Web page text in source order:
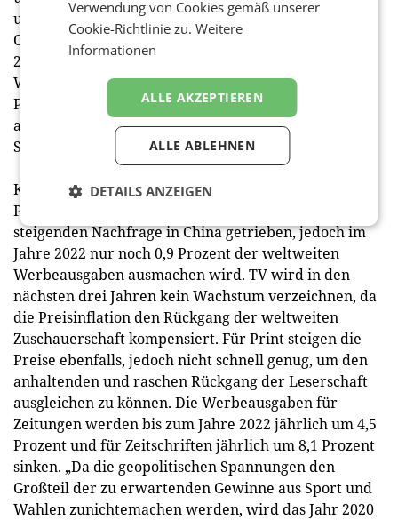
und Social Media führen weiterhin das Wachstum an
Online-Videos und soziale Medien bleiben zwischen
2019 und 2022 die am schnellsten wachsenden
Werbekanäle und legen durchschnittlich um 16,6
Prozent bzw. 13,8 Prozent pro Jahr zu, was vor allem
auf den anhaltenden Anstieg der Nutzung von
Smartphones zurückzuführen ist.
Kino wird mit einem jährlichen Wachstum von 11,5
Prozent an dritter Stelle stehen, das von der
steigenden Nachfrage in China getrieben, jedoch im
Jahre 2022 nur noch 0,9 Prozent der weltweiten
Werbeausgaben ausmachen wird. TV wird in den
nächsten drei Jahren kein Wachstum verzeichnen, da
die Preisinflation den Rückgang der weltweiten
Zuschauerschaft kompensiert. Für Print steigen die
Preise ebenfalls, jedoch nicht schnell genug, um den
anhaltenden und raschen Rückgang der Leserschaft
ausgleichen zu können. Die Werbeausgaben für
Zeitungen werden bis zum Jahre 2022 jährlich um 4,5
Prozent und für Zeitschriften jährlich um 8,1 Prozent
sinken. „Da die geopolitischen Spannungen den
Großteil der zu erwartenden Gewinne aus Sport und
Wahlen zunichtemachen werden, wird das Jahr 2020
Verwendung von Cookies gemäß unserer
Cookie-Richtlinie zu.Weitere
Informationen
ALLE AKZEPTIEREN
ALLE ABLEHNEN
DETAILS ANZEIGEN